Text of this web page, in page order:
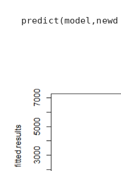
predict(model,newd